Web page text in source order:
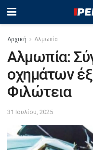
Αρχική Αλμωπία
Αλμωπία:
οχημάτων
Φιλώτεια
31 Ιουλίου, 2025